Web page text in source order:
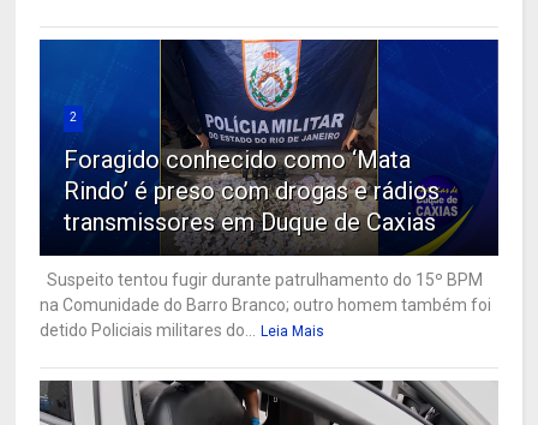
2
Foragido conhecido como ‘Mata
Rindo’ é preso com drogas e rádios
transmissores em Duque de Caxias
Suspeito tentou fugir durante patrulhamento do 15º BPM
na Comunidade do Barro Branco; outro homem também foi
detido Policiais militares do...
Leia Mais